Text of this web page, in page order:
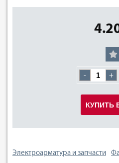
- +
КУПИТЬ
Электроарматура и запчасти